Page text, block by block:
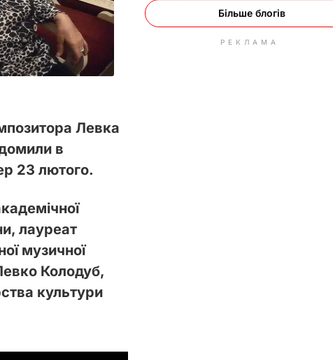
Левка
в
23 лютого.
лауреат
музичної
Колодуб,
культури
Більше блогів
РЕКЛАМА